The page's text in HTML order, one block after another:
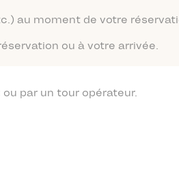
au moment de votre
ou à votre arrivée.
par un tour opérateur.